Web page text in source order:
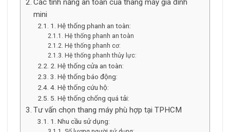
Các tính năng an toàn của thang máy gia đình
mini
1. Hệ thống phanh an toàn:
Hệ thống phanh an toàn
Hệ thống phanh cơ:
Hệ thống phanh thủy lực:
2. Hệ thống cửa an toàn:
3. Hệ thống báo động:
4. Hệ thống cứu hộ:
5. Hệ thống chống quá tải:
Tư vấn chọn thang máy phù hợp tại TPHCM
1. Nhu cầu sử dụng: